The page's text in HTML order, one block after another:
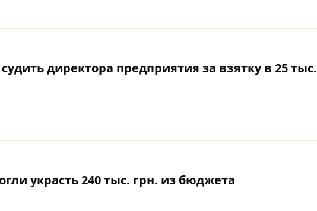
директора предприятия за взятку в 25 тыс.
украсть 240 тыс. грн. из бюджета